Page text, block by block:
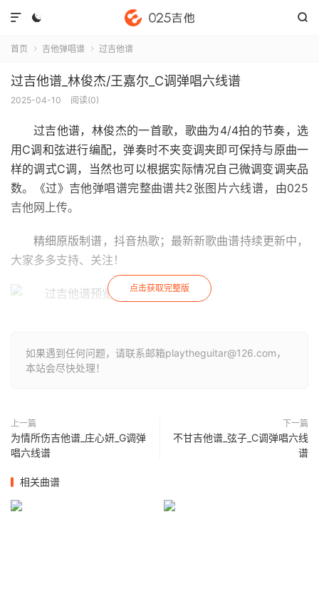
 

首页  吉他弹唱谱  过吉他谱
过吉他谱_林俊杰/王嘉尔_C调弹唱六线谱
2025-04-10 阅读(0)
过吉他谱，林俊杰的一首歌，歌曲为4/4拍的节奏，选
用C调和弦进行编配，弹奏时不夹变调夹即可保持与原曲一
样的调式C调，当然也可以根据实际情况自己微调变调夹品
数。《过》吉他弹唱谱完整曲谱共2张图片六线谱，由025
吉他网上传。
精细原版制谱，抖音热歌；最新新歌曲谱持续更新中，
大家多多支持、关注！
点击获取完整版
如果遇到任何问题，请联系邮箱playtheguitar@126.com，
本站会尽快处理！
上一篇
为情所伤吉他谱_庄心妍_G调弹
唱六线谱
下一篇
不甘吉他谱_弦子_C调弹唱六线
谱
相关曲谱